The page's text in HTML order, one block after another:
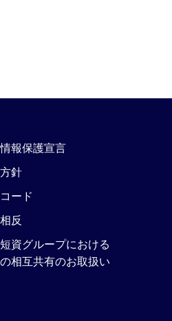
報保護宣言
針
ード
反
資グループにおける
相互共有のお取扱い